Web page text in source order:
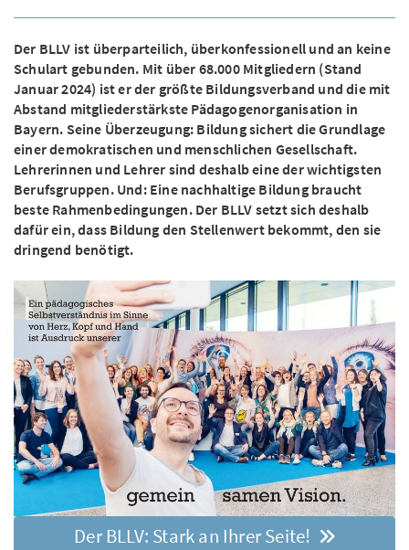
Der BLLV ist überparteilich, überkonfessionell und an keine
Schulart gebunden. Mit über 68.000 Mitgliedern (Stand
Januar 2024) ist er der größte Bildungsverband und die mit
Abstand mitgliederstärkste Pädagogenorganisation in
Bayern. Seine Überzeugung: Bildung sichert die Grundlage
einer demokratischen und menschlichen Gesellschaft.
Lehrerinnen und Lehrer sind deshalb eine der wichtigsten
Berufsgruppen. Und: Eine nachhaltige Bildung braucht
beste Rahmenbedingungen. Der BLLV setzt sich deshalb
dafür ein, dass Bildung den Stellenwert bekommt, den sie
dringend benötigt.
Der BLLV: Stark an Ihrer Seite!